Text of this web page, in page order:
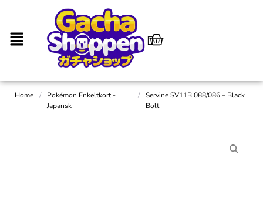
Home /
Pokémon Enkeltkort -
Japansk
/
Servine SV11B 088/086 – Black
Bolt